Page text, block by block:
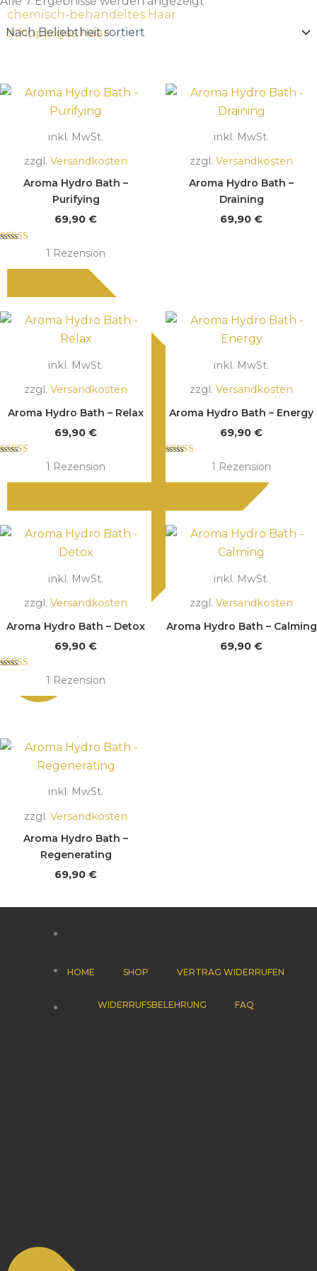
chemisch-behandeltes Haar
schuppiges Haar
inkl. MwSt.
zzgl. Versandkosten
Aroma Hydro Bath –
Purifying
69,90 €
Bewertet mit
von 5
1 Rezension
inkl. MwSt.
zzgl. Versandkosten
Aroma Hydro Bath –
Draining
69,90 €
inkl. MwSt.
zzgl. Versandkosten
Aroma Hydro Bath – Relax
69,90 €
Bewertet mit
von 5
1 Rezension
inkl. MwSt.
zzgl. Versandkosten
Aroma Hydro Bath – Energy
69,90 €
Bewertet mit
von 5
1 Rezension
inkl. MwSt.
zzgl. Versandkosten
Aroma Hydro Bath – Detox
69,90 €
Bewertet mit
von 5
1 Rezension
inkl. MwSt.
zzgl. Versandkosten
Aroma Hydro Bath – Calming
69,90 €
inkl. MwSt.
zzgl. Versandkosten
Aroma Hydro Bath –
Regenerating
69,90 €
HOME SHOP VERTRAG WIDERRUFEN
WIDERRUFSBELEHRUNG FAQ